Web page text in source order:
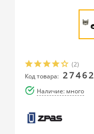
(2)
Код товара: 27462
Наличие: много